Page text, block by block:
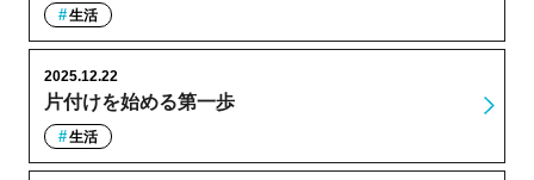
生活
片付けを始める第一歩
2025.12.22
生活